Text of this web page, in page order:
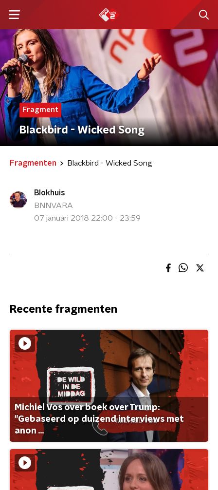
Fragment
Blackbird - Wicked Song
Fragmenten Blackbird - Wicked Song
Blokhuis
BNNVARA
07 januari 2018 22:00 - 23:59
Recente fragmenten
Michiel Vos over boek over Trump:
"Gebaseerd op duizend interviews met
anon ...